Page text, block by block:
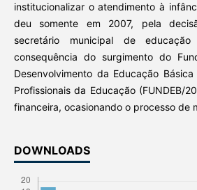
institucionalizar o atendimento à
deu somente em 2007, pela
secretário municipal de educação
consequência do surgimento do
Desenvolvimento da Educação
Profissionais da Educação (FUNDEB/
financeira, ocasionando o processo de
DOWNLOADS